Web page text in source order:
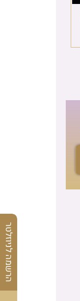
הרשמה לניוזלטר